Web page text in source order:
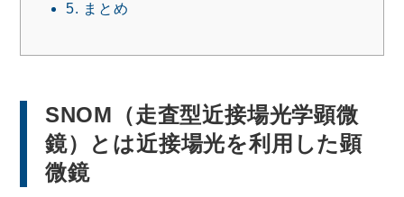
5. まとめ
SNOM（走査型近接場光学顕微
鏡）とは近接場光を利用した顕
微鏡